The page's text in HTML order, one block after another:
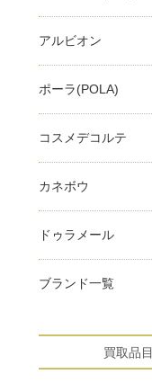
アルビオン
ポーラ(POLA)
コスメデコルテ
カネボウ
ドゥラメール
ブランド一覧
買取品目